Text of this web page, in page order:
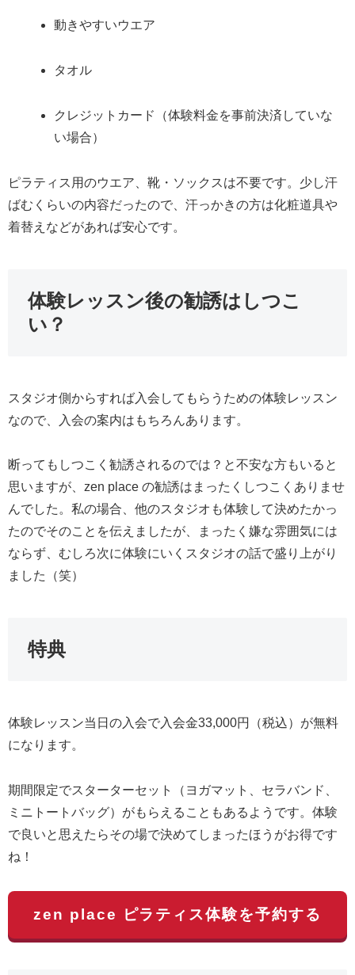
動きやすいウエア
タオル
クレジットカード（体験料金を事前決済していな
い場合）
ピラティス用のウエア、靴・ソックスは不要です。少し汗
ばむくらいの内容だったので、汗っかきの方は化粧道具や
着替えなどがあれば安心です。
体験レッスン後の勧誘はしつこ
い？
スタジオ側からすれば入会してもらうための体験レッスン
なので、入会の案内はもちろんあります。
断ってもしつこく勧誘されるのでは？と不安な方もいると
思いますが、zen place の勧誘はまったくしつこくありませ
んでした。私の場合、他のスタジオも体験して決めたかっ
たのでそのことを伝えましたが、まったく嫌な雰囲気には
ならず、むしろ次に体験にいくスタジオの話で盛り上がり
ました（笑）
特典
体験レッスン当日の入会で入会金33,000円（税込）が無料
になります。
期間限定でスターターセット（ヨガマット、セラバンド、
ミニトートバッグ）がもらえることもあるようです。体験
で良いと思えたらその場で決めてしまったほうがお得です
ね！
zen place ピラティス体験を予約する